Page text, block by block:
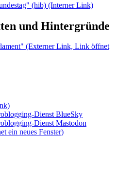
(hib) (Interner Link)
und Hintergründe
(Externer Link, Link öffnet
Dienst BlueSky
Dienst Mastodon
ein neues Fenster)